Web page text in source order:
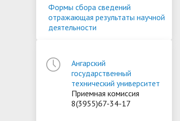
Среднемесячная заработная плата
ректора, проректоров и главного
с ОВЗ
Патриотический клуб ФГБОУ ВО
«АнГТУ»
Списки зачисленных
Формы сбора сведений
отражающая результаты научной
деятельности
Ангарский
государственный
технический университет
Приемная комиссия
8(3955)67-34-17